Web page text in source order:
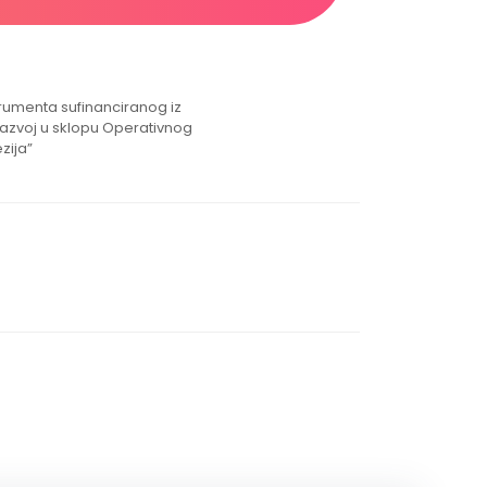
sufinanciranog iz
u sklopu Operativnog